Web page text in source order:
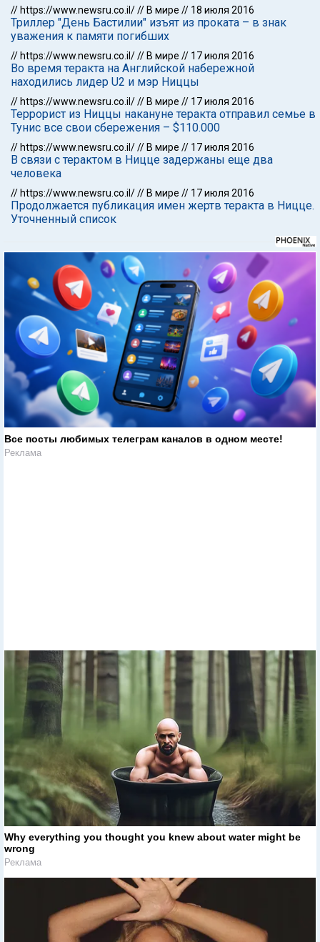
// https://www.newsru.co.il/// В мире // 18 июля 2016
Триллер "День Бастилии" изъят из проката – в знак
уважения к памяти погибших
// https://www.newsru.co.il/// В мире // 17 июля 2016
Во время теракта на Английской набережной
находились лидер U2 и мэр Ниццы
// https://www.newsru.co.il/// В мире // 17 июля 2016
Террорист из Ниццы накануне теракта отправил семье в
Тунис все свои сбережения – $110.000
// https://www.newsru.co.il/// В мире // 17 июля 2016
В связи с терактом в Ницце задержаны еще два
человека
// https://www.newsru.co.il/// В мире // 17 июля 2016
Продолжается публикация имен жертв теракта в Ницце.
Уточненный список
Все посты любимых телеграм каналов в одном месте!
Реклама
Why everything you thought you knew about water might be
wrong
Реклама